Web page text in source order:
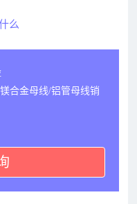
么
合金母线/铝管母线销